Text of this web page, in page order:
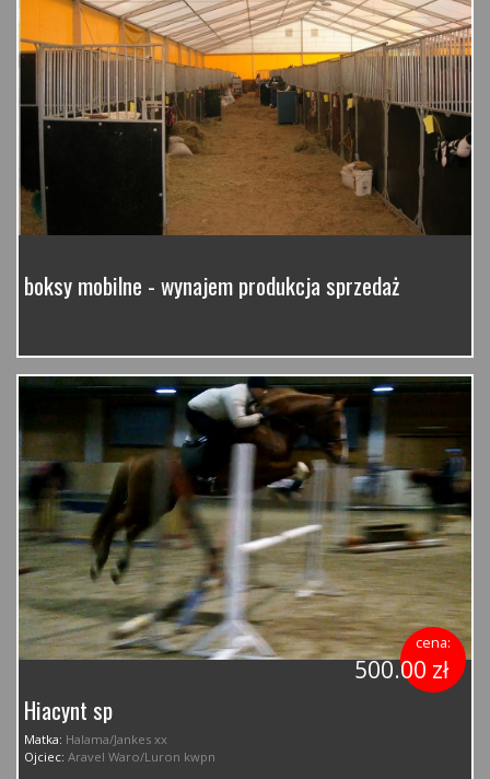
boksy mobilne - wynajem produkcja sprzedaż
cena:
500.00 zł
Hiacynt sp
Matka: Halama/Jankes xx
Ojciec: Aravel Waro/Luron kwpn